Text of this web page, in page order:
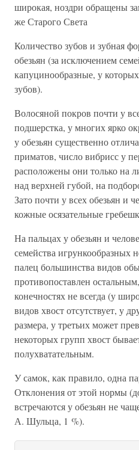
широкая, ноздри обращены
же Старого Света
Количество зубов и зубная
обезьян (за исключением
капуцинообразные, у
зубов).
Волосяной покров почти у
подшерстка, у многих ярко
у обезьян существенно
приматов, число вибрисс у
расположены они только на
над верхней губой, на
Зато почти у всех обезьян и
кожные осязательные
На пальцах у обезьян и
семейства игрункообразных
палец большинства видов
противопоставлен
конечностях не всегда (у
видов хвост отсутствует, у
размера, у третьих может
некоторых групп хвост
полухватательным.
У самок, как правило, одна
Отклонения от этой нормы
встречаются у обезьян не
А. Шульца, 1 %).